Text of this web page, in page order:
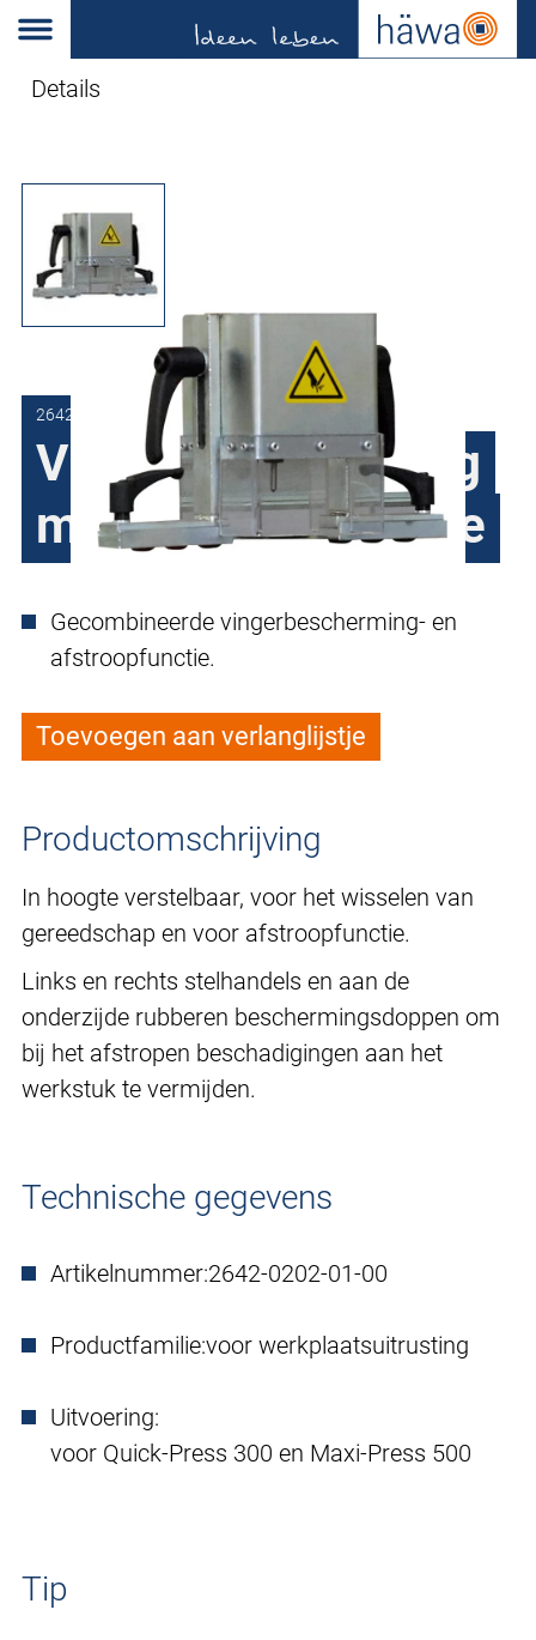
Details
2642-0202-01-00
Vingerbescherming
met afstroopfunctie
Gecombineerde vingerbescherming- en
afstroopfunctie.
Toevoegen aan verlanglijstje
Productomschrijving
In hoogte verstelbaar, voor het wisselen van
gereedschap en voor afstroopfunctie.
Links en rechts stelhandels en aan de
onderzijde rubberen beschermingsdoppen om
bij het afstropen beschadigingen aan het
werkstuk te vermijden.
Technische gegevens
Artikelnummer:2642-0202-01-00
Productfamilie:voor werkplaatsuitrusting
Uitvoering:
voor Quick-Press 300 en Maxi-Press 500
Tip